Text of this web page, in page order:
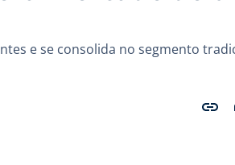
e se consolida no segmento